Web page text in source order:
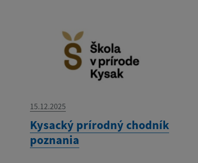
15.12.2025
Kysacký prírodný chodník
poznania